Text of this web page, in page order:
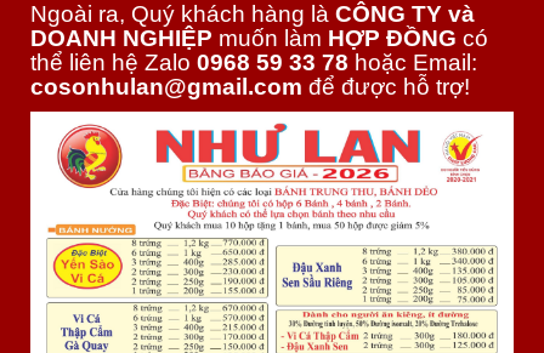
Ngoài ra, Quý khách hàng là CÔNG TY và
DOANH NGHIỆP muốn làm HỢP ĐỒNG có
thể liên hệ Zalo 0968 59 33 78 hoặc Email:
cosonhulan@gmail.com để được hỗ trợ!